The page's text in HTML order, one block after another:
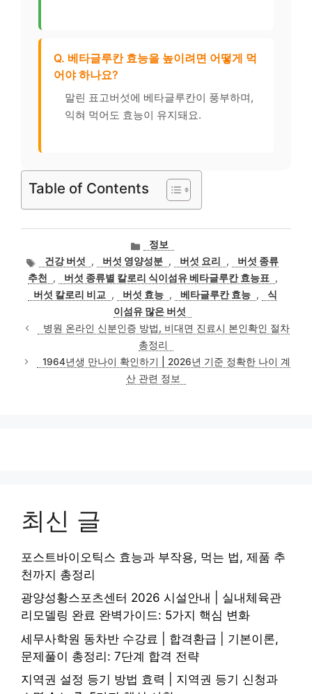
Q. 베타글루칸 효능을 높이려면 어떻게 먹
어야 하나요?
말린 표고버섯에 베타글루칸이 풍부하며,
익혀 먹어도 효능이 유지돼요.
Table of Contents
카
테
고
리
정보
태
그
건강 버섯 , 버섯 영양성분 , 버섯 요리 ,
버섯 종류
추천
, 버섯 종류별 칼로리 식이섬유 베타글루칸 효능표
,
버섯 칼로리 비교
, 버섯 효능 , 베타글루칸 효능 ,
식
이섬유 많은 버섯
병원 온라인 신분인증 방법, 비대면 진료시 본인확인 절차
총정리
1964년생 만나이 확인하기 | 2026년 기준 정확한 나이 계
산 관련 정보
최신 글
포스트바이오틱스 효능과 부작용, 먹는 법, 제품 추
천까지 총정리
광양성황스포츠센터 2026 시설안내 | 실내체육관
리모델링 완료 완벽가이드: 5가지 핵심 변화
세무사학원 동차반 수강료 | 합격환급 | 기본이론,
문제풀이 총정리: 7단계 합격 전략
지역권 설정 등기 방법 효력 | 지역권 등기 신청과